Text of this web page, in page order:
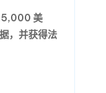
美
，并获得法